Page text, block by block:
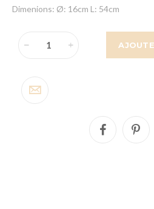
Dimenions: Ø: 16cm L: 54cm